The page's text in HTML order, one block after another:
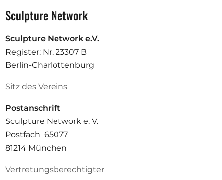
Sculpture Network
Sculpture Network e.V.
Register: Nr. 23307 B
Berlin-Charlottenburg
Sitz des Vereins
Postanschrift
Sculpture Network e. V.
Postfach 65077
81214 München
Vertretungsberechtigter